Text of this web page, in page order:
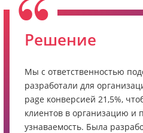
Решение
Мы с ответственностью
разработали для
page конверсией 21,5%,
клиентов в организацию и
узнаваемость. Была